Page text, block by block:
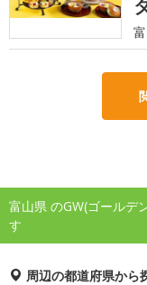
富山県 のGW(ゴールデ
す
周辺の都道府県から